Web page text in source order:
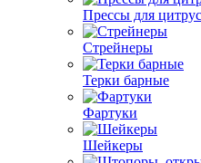
Прессы для
Стрейнеры
Терки барные
Фартуки
Шейкеры